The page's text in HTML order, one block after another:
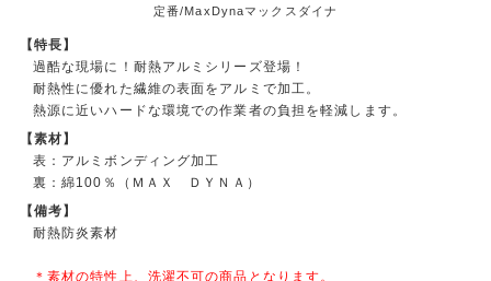
定番/MaxDynaマックスダイナ
【特長】
過酷な現場に！耐熱アルミシリーズ登場！
耐熱性に優れた繊維の表面をアルミで加工。
熱源に近いハードな環境での作業者の負担を軽減します。
【素材】
表：アルミボンディング加工
裏：綿100％（ＭＡＸ ＤＹＮＡ）
【備考】
耐熱防炎素材
＊素材の特性上、洗濯不可の商品となります。